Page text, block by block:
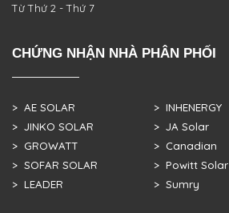
Từ Thứ 2 - Thứ 7
CHỨNG NHẬN NHÀ PHÂN PHỐI
> AE SOLAR
> JINKO SOLAR
> GROWATT
> SOFAR SOLAR
> LEADER
> INHENERGY
> JA Solar
> Canadian
> Powitt Solar
> Sumry